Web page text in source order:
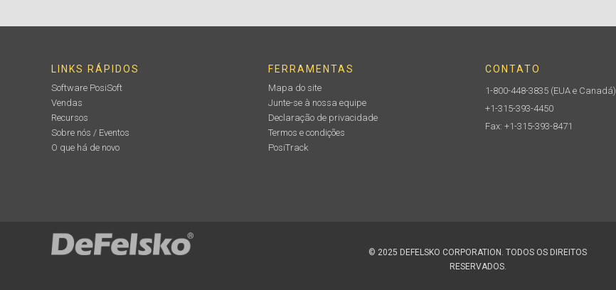
LINKS RÁPIDOS
Software PosiSoft
Vendas
Recursos
Sobre nós / Eventos
O que há de novo
FERRAMENTAS
Mapa do site
Junte-se à nossa equipe
Declaração de privacidade
Termos e condições
PosiTrack
CONTATO
1-800-448-3835 (EUA e Canadá)
+1-315-393-4450
Fax: +1-315-393-8471
© 2025 DEFELSKO CORPORATION. TODOS OS DIREITOS
RESERVADOS.